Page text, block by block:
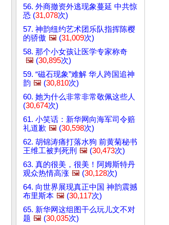
56. 外商撤资外逃现象蔓延 中共惊
恐 (31,078次)
57. 神韵纽约艺术团乐队指挥陈樱
的骄傲 🖼️ (31,009次)
58. 那个小女孩让医学专家称奇
🖼️ (30,895次)
59. “磁石现象”难解 华人跨国追神
韵 🖼️ (30,810次)
60. 她为什么非常非常敬佩这些人
(30,674次)
61. 小笑话：新华网向海军司令赔
礼道歉 🖼️ (30,598次)
62. 胡锦涛痛打落水狗 前黄菊秘书
王维工被判死刑 🖼️ (30,473次)
63. 真的很美，很美！阿姆斯特丹
观众热情高涨 🖼️ (30,128次)
64. 向世界展现真正中国 神韵震撼
布里斯本 🖼️ (30,117次)
65. 新华网这组图干么玩儿文不对
题 🖼️ (30,035次)